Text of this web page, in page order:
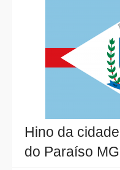
Hino da
do Paraíso MG